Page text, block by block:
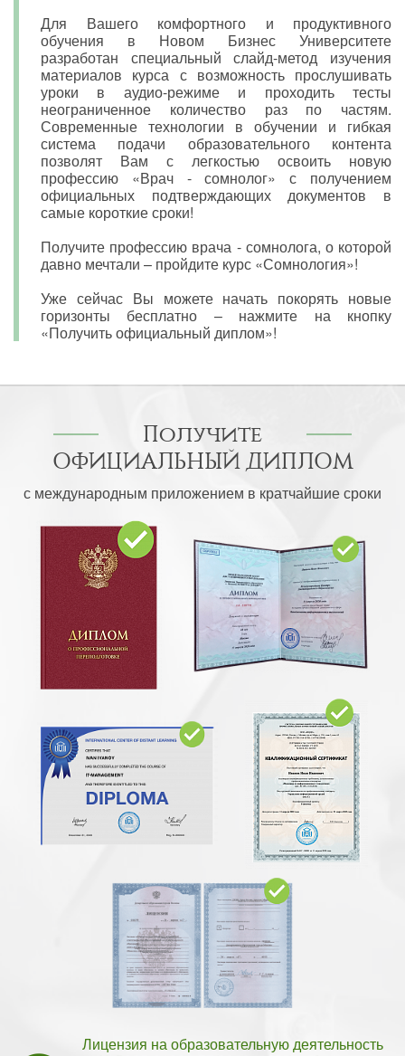
Для Вашего комфортного и продуктивного
обучения в Новом Бизнес Университете
разработан специальный слайд-метод изучения
материалов курса с возможность прослушивать
уроки в аудио-режиме и проходить тесты
неограниченное количество раз по частям.
Современные технологии в обучении и гибкая
система подачи образовательного контента
позволят Вам с легкостью освоить новую
профессию «Врач - сомнолог» с получением
официальных подтверждающих документов в
самые короткие сроки!
Получите профессию врача - сомнолога, о которой
давно мечтали – пройдите курс «Сомнология»!
Уже сейчас Вы можете начать покорять новые
горизонты бесплатно – нажмите на кнопку
«Получить официальный диплом»!
Получите
ОФИЦИАЛЬНЫЙ ДИПЛОМ
с международным приложением в кратчайшие сроки
Лицензия на образовательную деятельность